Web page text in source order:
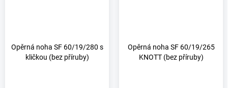
Opěrná noha SF 60/19/280 s
kličkou (bez příruby)
Opěrná noha SF 60/19/265
KNOTT (bez příruby)